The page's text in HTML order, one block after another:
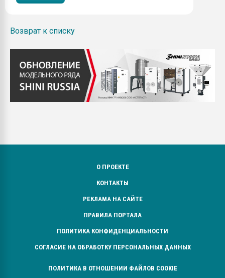
Возврат к списку
О ПРОЕКТЕ
КОНТАКТЫ
РЕКЛАМА НА САЙТЕ
ПРАВИЛА ПОРТАЛА
ПОЛИТИКА КОНФИДЕНЦИАЛЬНОСТИ
СОГЛАСИЕ НА ОБРАБОТКУ ПЕРСОНАЛЬНЫХ ДАННЫХ
ПОЛИТИКА В ОТНОШЕНИИ ФАЙЛОВ COOKIE